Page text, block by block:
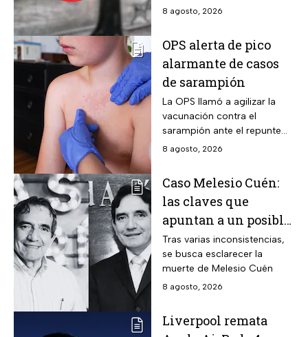
8 agosto, 2026
OPS alerta de pico
alarmante de casos
de sarampión
La OPS llamó a agilizar la
vacunación contra el
sarampión ante el repunte
de casos en América
8 agosto, 2026
Caso Melesio Cuén:
las claves que
apuntan a un posible
montaje en su
asesinato
Tras varias inconsistencias,
se busca esclarecer la
muerte de Melesio Cuén
8 agosto, 2026
Liverpool remata